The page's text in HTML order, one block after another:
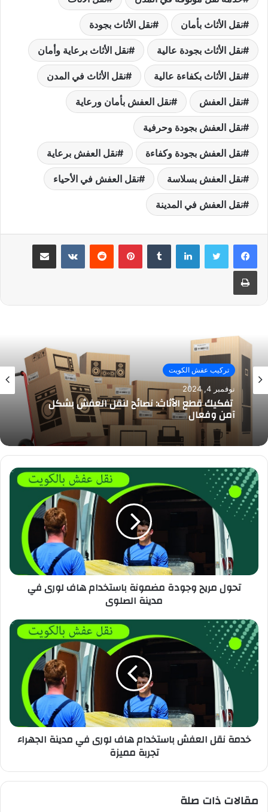
نقل الأثاث بأمان نقل الأثاث بجودة
نقل الأثاث بجودة عالية نقل الأثاث برعاية وأمان
نقل الأثاث بكفاءة عالية نقل الأثاث في المدن
نقل العفش نقل العفش بأمان ورعاية
نقل العفش بجودة وحرفية
نقل العفش بجودة وكفاءة نقل العفش برعاية
نقل العفش بسلاسة نقل العفش في الأحياء
نقل العفش في المدينة
لينكدإن بينتيريست مشاركة عبر البريد
طباعة
تركيب عفش الكويت
نوفمبر 4, 2024
تفكيك قطع الأثاث: نصائح لنقل العفش بشكل
آمن وفعال
تحول مريح وجودة مضمونة باستخدام هاف لورى في
مدينة الصلوى
خدمة نقل العفش باستخدام هاف لورى في مدينة الجهراء
تجربة مميزة
مقالات ذات صلة